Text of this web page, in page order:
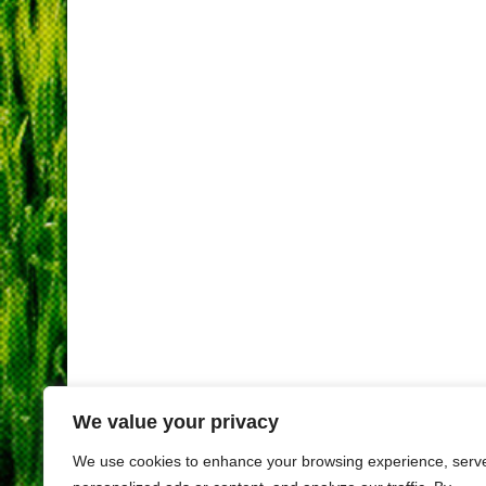
We value your privacy
We use cookies to enhance your browsing experience,